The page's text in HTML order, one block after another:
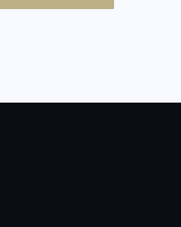
co warto wiedzieć